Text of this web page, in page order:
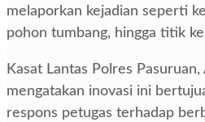
melaporkan kejadian seperti
pohon tumbang, hingga titik
Kasat Lantas Polres
mengatakan inovasi ini
respons petugas terhadap